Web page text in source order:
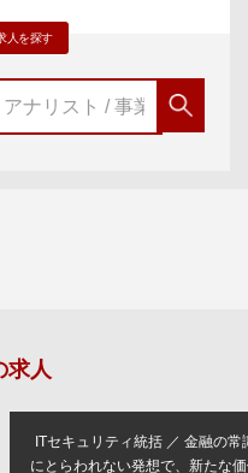
人を探す
求人
ITセキュリティ統括 ／ 金融の常
にとらわれない発想で、新たな